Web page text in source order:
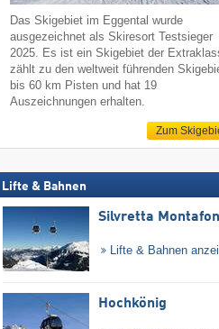
Das Skigebiet im Eggental wurde
ausgezeichnet als Skiresort Testsieger
2025. Es ist ein Skigebiet der
zählt zu den weltweit führenden
bis 60 km Pisten und hat 19
Auszeichnungen erhalten.
Zum
Lifte & Bahnen
Silvretta Montafon
Lifte & Bahnen
Hochkönig